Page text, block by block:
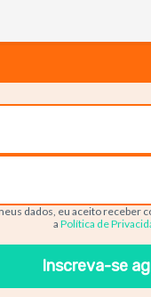
dados, eu aceito receber
a Política de
Inscreva-se